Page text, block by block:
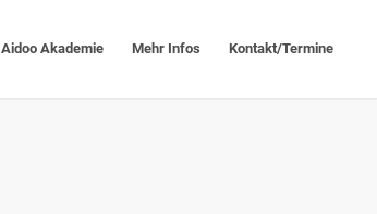
Aidoo Akademie Mehr Infos Kontakt/Termine